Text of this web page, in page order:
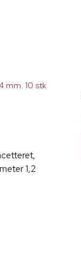
mm. 10 stk
1,2